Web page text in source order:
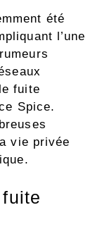
été
l’une
fuite
Spice.
vie privée